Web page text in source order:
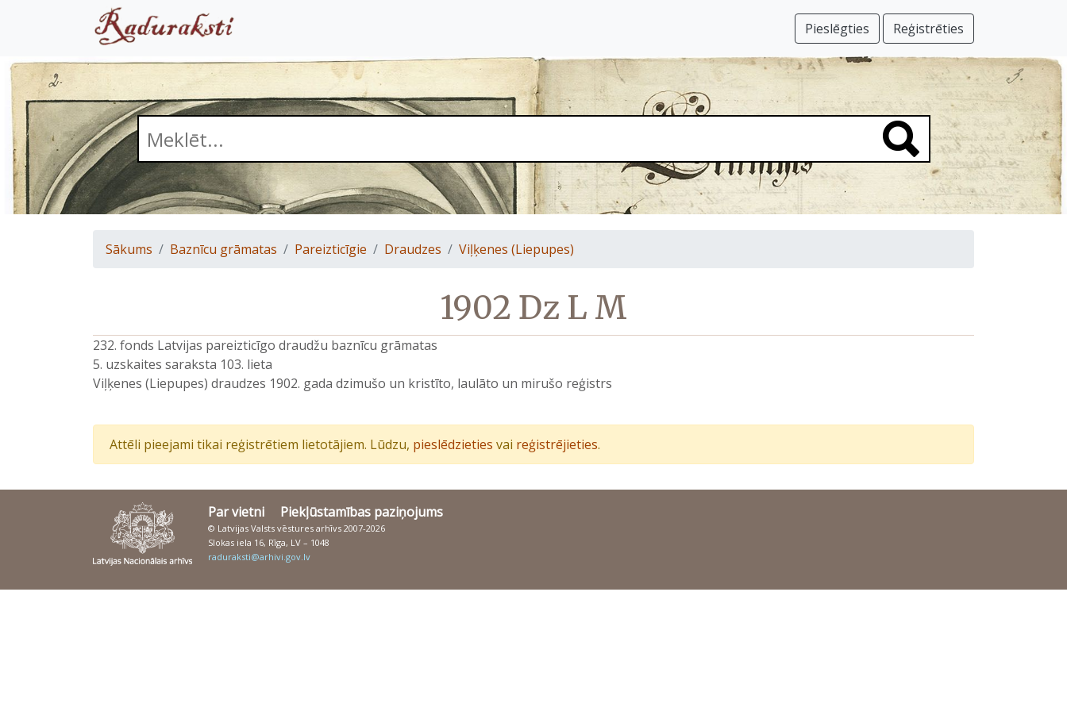
Pieslēgties Reģistrēties
Sākums Baznīcu grāmatas Pareizticīgie Draudzes Viļķenes (Liepupes)
1902 Dz L M
232. fonds Latvijas pareizticīgo draudžu baznīcu grāmatas
5. uzskaites saraksta 103. lieta
Viļķenes (Liepupes) draudzes 1902. gada dzimušo un kristīto, laulāto un mirušo reģistrs
Attēli pieejami tikai reģistrētiem lietotājiem. Lūdzu, pieslēdzieties vai reģistrējieties.
Par vietni Piekļūstamības paziņojums
© Latvijas Valsts vēstures arhīvs 2007-2026
Slokas iela 16, Rīga, LV – 1048
raduraksti@arhivi.gov.lv